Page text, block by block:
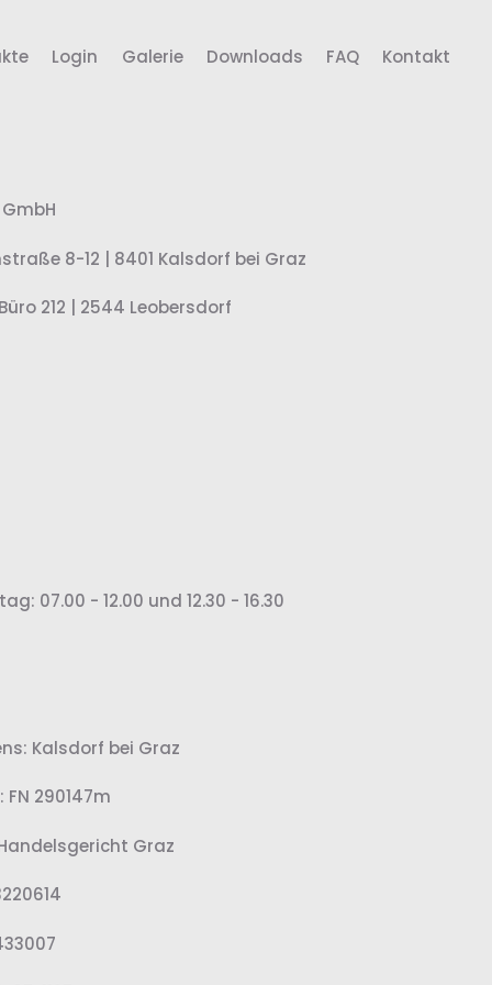
Login Galerie Downloads FAQ Kontakt
8-12 | 8401 Kalsdorf bei Graz
212 | 2544 Leobersdorf
07.00 - 12.00 und 12.30 - 16.30
Kalsdorf bei Graz
290147m
Graz